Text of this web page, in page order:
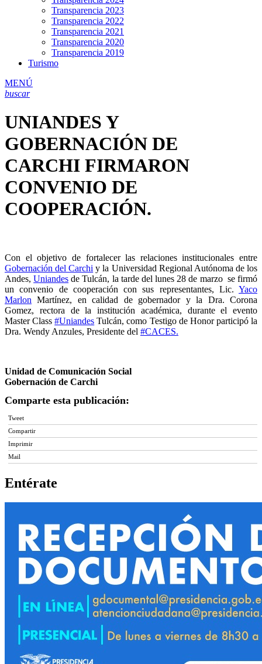
Transparencia 2023
Transparencia 2022
Transparencia 2021
Transparencia 2020
Transparencia 2019
Turismo
MENÚ
buscar
UNIANDES Y
GOBERNACIÓN DE
CARCHI FIRMARON
CONVENIO DE
COOPERACIÓN.
Con el objetivo de fortalecer las relaciones institucionales entre
Gobernación del Carchi y la Universidad Regional Autónoma de los
Andes,Uniandes de Tulcán, la tarde del lunes 28 de marzo se firmó
un convenio de cooperación con sus representantes, Lic. Yaco
Marlon Martínez, en calidad de gobernador y la Dra. Corona
Gomez, rectora de la institución académica, durante el evento
Master Class#Uniandes Tulcán, como Testigo de Honor participó la
Dra. Wendy Anzules, Presidente del #CACES.
Unidad de Comunicación Social
Gobernación de Carchi
Comparte esta publicación:
Tweet
Compartir
Imprimir
Mail
Entérate